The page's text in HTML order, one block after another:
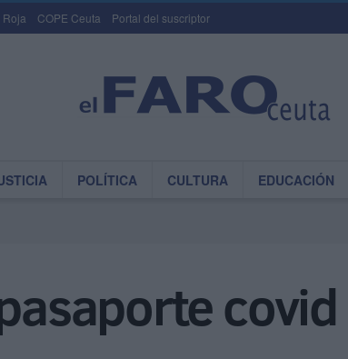
Roja COPE Ceuta Portal del suscriptor
POLÍTICA CULTURA EDUCACIÓN